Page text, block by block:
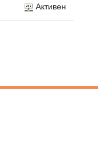
Активен